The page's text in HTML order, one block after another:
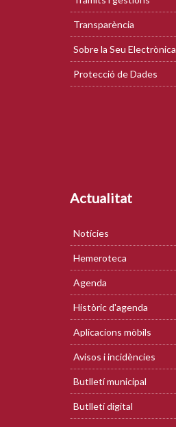
Transparència
Sobre la Seu Electrònica
Protecció de Dades
Actualitat
Notícies
Hemeroteca
Agenda
Històric d'agenda
Aplicacions mòbils
Avisos i incidències
Butlletí municipal
Butlletí digital